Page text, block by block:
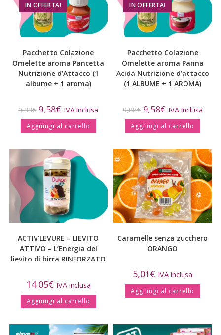
IN OFFERTA!
Pacchetto Colazione
Omelette aroma Pancetta
Nutrizione d’Attacco (1
albume + 1 aroma)
9,88€ 9,58€ IVA inclusa
Aggiungi al carrello
IN OFFERTA!
Pacchetto Colazione
Omelette aroma Panna
Acida Nutrizione d’attacco
(1 ALBUME + 1 AROMA)
9,88€ 9,58€ IVA inclusa
Aggiungi al carrello
ACTIV’LEVURE – LIEVITO
ATTIVO – L’Energia del
lievito di birra RINFORZATO
14,05€ IVA inclusa
Aggiungi al carrello
Caramelle senza zucchero
ORANGO
5,01€ IVA inclusa
Aggiungi al carrello